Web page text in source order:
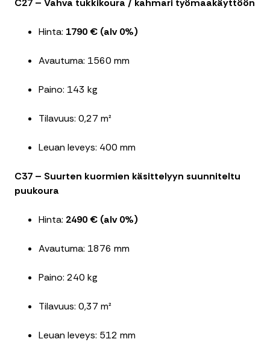
Hinta: 1790 € (alv 0%)
Avautuma: 1560 mm
Paino: 143 kg
Tilavuus: 0,27 m²
Leuan leveys: 400 mm
C37 – Suurten kuormien käsittelyyn suunniteltu
puukoura
Hinta: 2490 € (alv 0%)
Avautuma: 1876 mm
Paino: 240 kg
Tilavuus: 0,37 m²
Leuan leveys: 512 mm